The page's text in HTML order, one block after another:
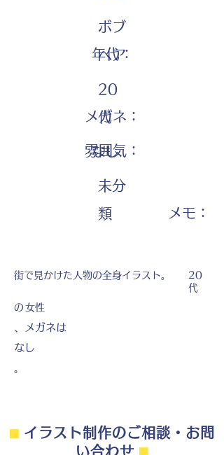
ボブ
ヘア
年代：
20
代
メガネ：
なし
雰囲気：
未分
類
​メモ：
街で見かけた人物の全身イラスト。
20
代
の 女性
、メガネは
なし
。
⬛︎イラスト制作のご相談・お問
い合わせ ⬛︎